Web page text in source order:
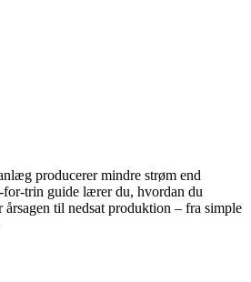
producerer mindre strøm end
trin guide lærer du, hvordan du
årsagen til nedsat produktion – fra simple